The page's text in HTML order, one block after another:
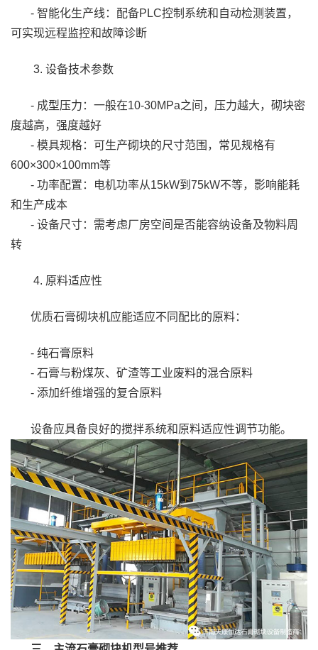
- 智能化生产线：配备PLC控制系统和自动检测装置，
可实现远程监控和故障诊断
3. 设备技术参数
- 成型压力：一般在10-30MPa之间，压力越大，砌块密
度越高，强度越好
- 模具规格：可生产砌块的尺寸范围，常见规格有
600×300×100mm等
- 功率配置：电机功率从15kW到75kW不等，影响能耗
和生产成本
- 设备尺寸：需考虑厂房空间是否能容纳设备及物料周
转
4. 原料适应性
优质石膏砌块机应能适应不同配比的原料：
- 纯石膏原料
- 石膏与粉煤灰、矿渣等工业废料的混合原料
- 添加纤维增强的复合原料
设备应具备良好的搅拌系统和原料适应性调节功能。